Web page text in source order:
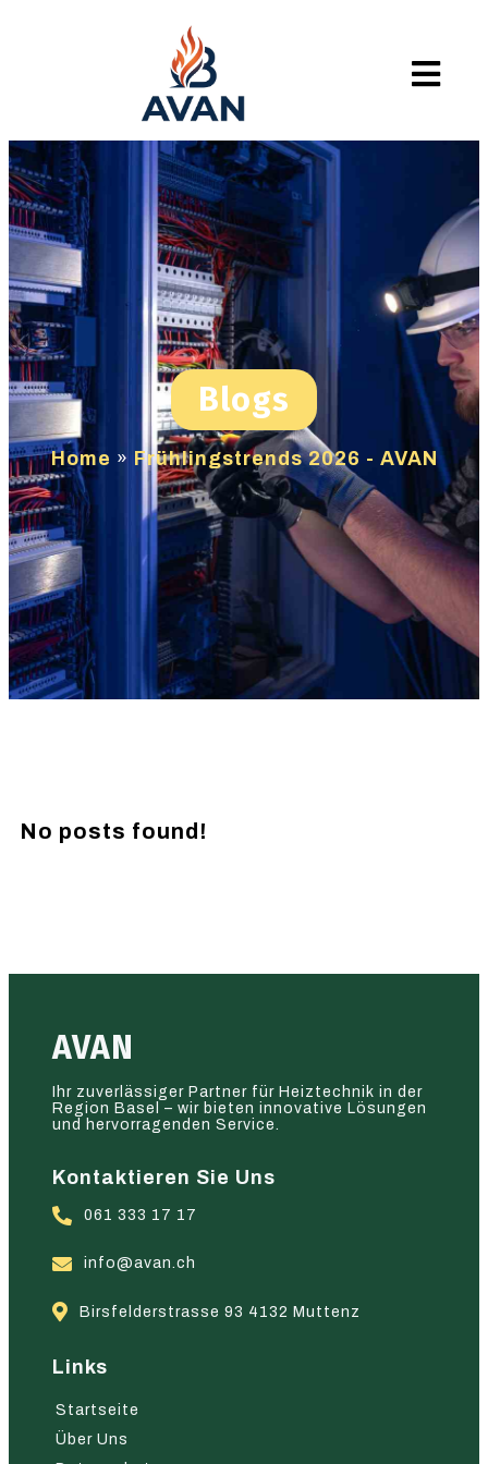
Blogs
Home » Frühlingstrends 2026 - AVAN
No posts found!
AVAN
Ihr zuverlässiger Partner für Heiztechnik in der
Region Basel – wir bieten innovative Lösungen
und hervorragenden Service.
Kontaktieren Sie Uns
061 333 17 17
info@avan.ch
Birsfelderstrasse 93 4132 Muttenz
Links
Startseite
Über Uns